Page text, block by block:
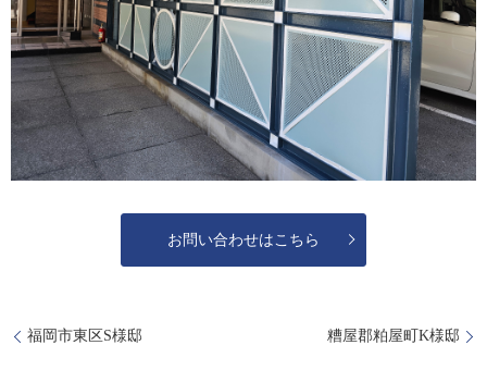
お問い合わせはこちら
福岡市東区S様邸 糟屋郡粕屋町K様邸